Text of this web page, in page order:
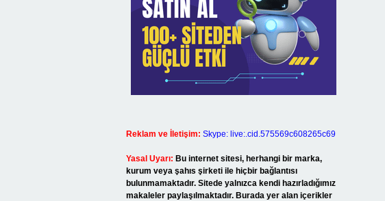
Reklam ve İletişim: Skype: live:.cid.575569c608265c69
Yasal Uyarı: Bu internet sitesi, herhangi bir marka,
kurum veya şahıs şirketi ile hiçbir bağlantısı
bulunmamaktadır. Sitede yalnızca kendi hazırladığımız
makaleler paylaşılmaktadır. Burada yer alan içerikler